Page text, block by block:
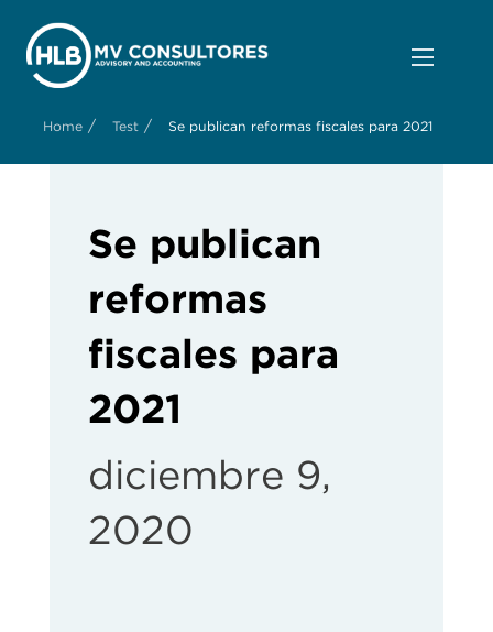
Home / Test / Se publican reformas fiscales para 2021
Se publican
reformas
fiscales para
2021
diciembre 9,
2020